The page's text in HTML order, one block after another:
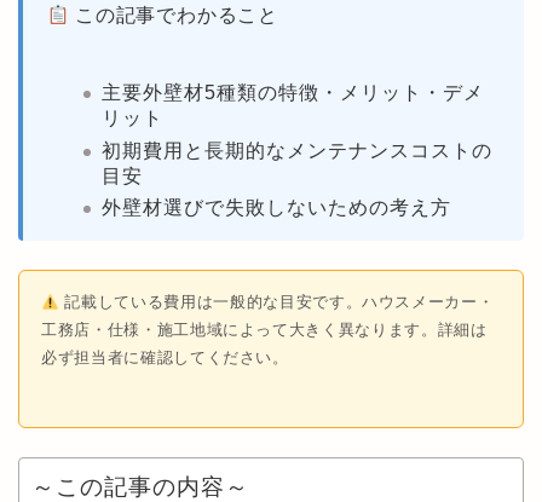
この記事でわかること
主要外壁材5種類の特徴・メリット・デメ
リット
初期費用と長期的なメンテナンスコストの
目安
外壁材選びで失敗しないための考え方
記載している費用は一般的な目安です。ハウスメーカー・
工務店・仕様・施工地域によって大きく異なります。詳細は
必ず担当者に確認してください。
～この記事の内容～